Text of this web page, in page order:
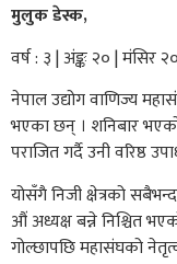
मुलुक डेस्क,
वर्ष : ३ | अंङ्कः २० | मंसिर
नेपाल उद्योग वाणिज्य
भएका छन् । शनिबार भएको
पराजित गर्दै उनी वरिष्ठ
योसँगै निजी क्षेत्रको
औं अध्यक्ष बन्ने निश्चित
गोल्छापछि महासंघको